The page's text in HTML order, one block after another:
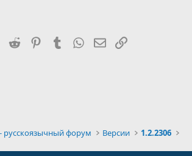
Reddit PinterestTumblrWhatsAppЭлектронная почта
Ссылка
русскоязычный форум Версии 1.2.2306